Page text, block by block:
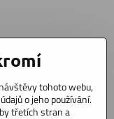
tohoto webu,
o jeho používání.
třetích stran a